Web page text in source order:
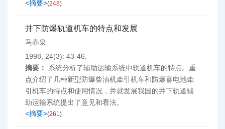
<摘要>(248)
井下防爆轨道机车的特点和发展
马春泉
1998, 24(3): 43-46.
摘要：
系统分析了辅助运输系统中轨道机车的特点。重
点介绍了几种新型防爆柴油机牵引机车和防爆蓄电池牵
引机车的特点和使用情况，并就发展我国的井下轨道辅
助运输系统提出了意见和看法。
<摘要>(261)